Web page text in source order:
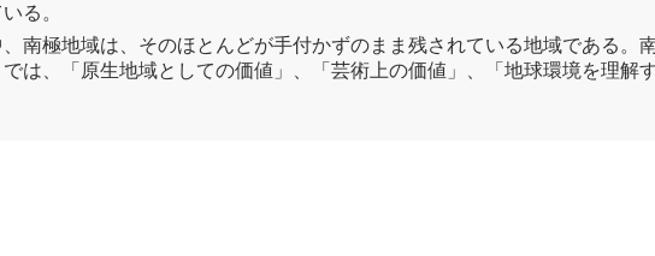
る。
、南極地域は、そのほとんどが手付かずのまま残されている地域である。
は、「原生地域としての価値」、「芸術上の価値」、「地球環境を理解